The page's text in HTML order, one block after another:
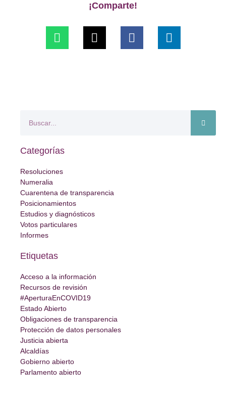
¡Comparte!
Categorías
Resoluciones
Numeralia
Cuarentena de transparencia
Posicionamientos
Estudios y diagnósticos
Votos particulares
Informes
Etiquetas
Acceso a la información
Recursos de revisión
#AperturaEnCOVID19
Estado Abierto
Obligaciones de transparencia
Protección de datos personales
Justicia abierta
Alcaldías
Gobierno abierto
Parlamento abierto